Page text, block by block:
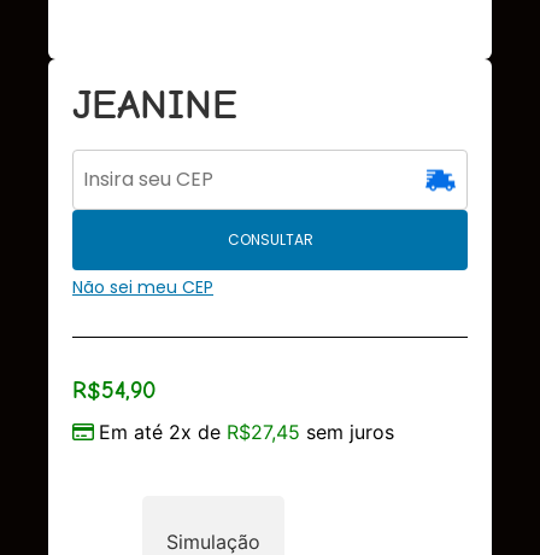
JEANINE
CONSULTAR
Não sei meu CEP
R$54,90
Em até 2x de R$27,45 sem juros
Simulação